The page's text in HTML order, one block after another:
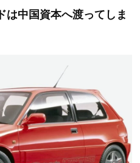
は中国資本へ渡ってしま